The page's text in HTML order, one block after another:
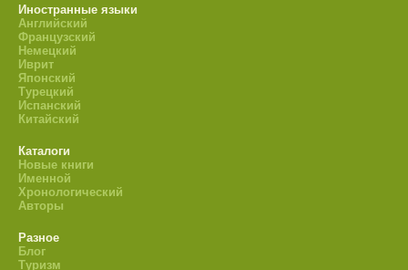
Иностранные языки
Английский
Французский
Немецкий
Иврит
Японский
Турецкий
Испанский
Китайский
Каталоги
Новые книги
Именной
Хронологический
Авторы
Разное
Блог
Туризм